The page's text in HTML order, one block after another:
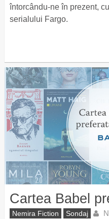
întorcându-ne în prezent,
serialului Fargo.
Cartea Babel
Nemira Fiction Sondaj